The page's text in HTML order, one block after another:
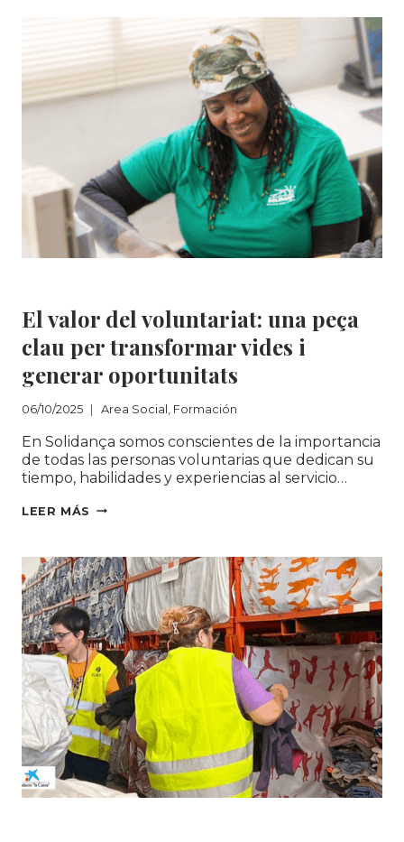
FORMACIÓN SOLIDANÇA:
ESPACIO
FORMACIÓN
EMPRESA
El valor del voluntariat: una peça
clau per transformar vides i
generar oportunitats
06/10/2025 Area Social Formación
En Solidança somos conscientes de la importancia
de todas las personas voluntarias que dedican su
tiempo, habilidades y experiencias al servicio…
LEER MÁS EL
VOLUNTARIAT:
UNA
PEÇA
CLAU
PER
TRANSFORMAR
VIDES
GENERAR
OPORTUNITATS